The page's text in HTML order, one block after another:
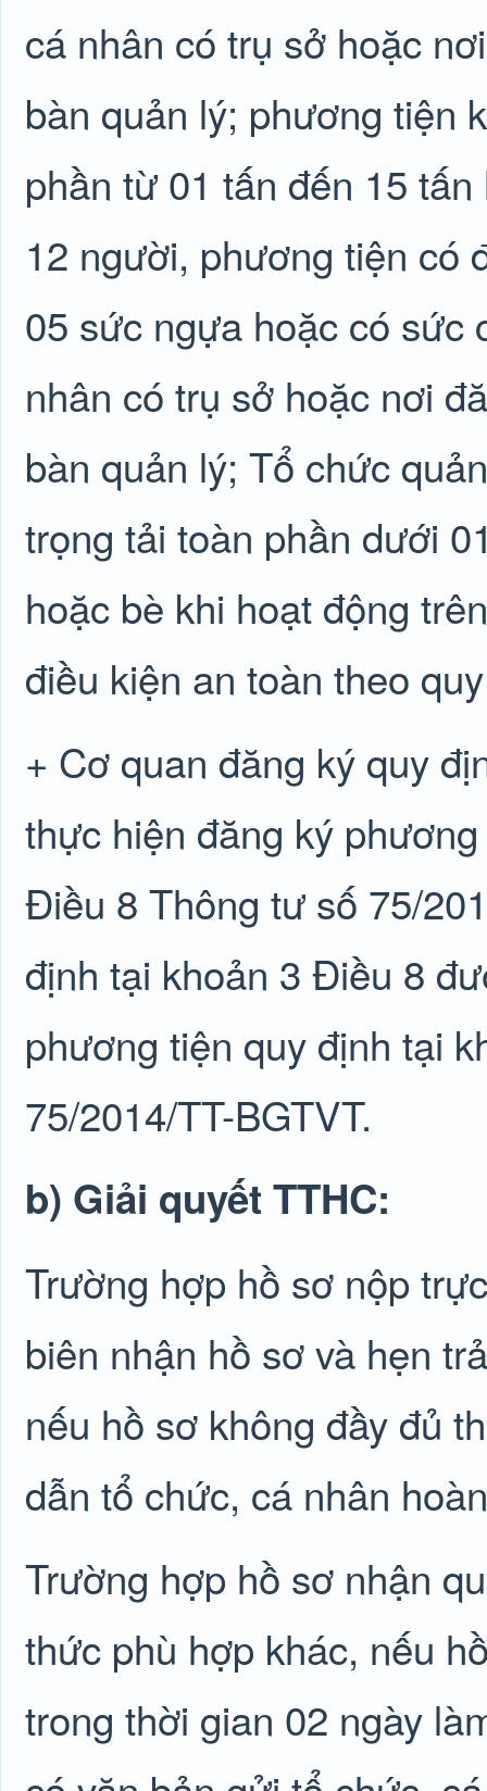
cá nhân có trụ sở hoặc
bàn quản lý; phương tiện
phần từ 01 tấn đến 15
12 người, phương tiện có
05 sức ngựa hoặc có sức
nhân có trụ sở hoặc nơi
bàn quản lý; Tổ chức
trọng tải toàn phần dưới
hoặc bè khi hoạt động
điều kiện an toàn theo
+ Cơ quan đăng ký quy
thực hiện đăng ký
Điều 8 Thông tư số 75/
định tại khoản 3 Điều 8
phương tiện quy định tại
75/2014/TT-BGTVT.
b) Giải quyết TTHC:
Trường hợp hồ sơ nộp
biên nhận hồ sơ và hẹn
nếu hồ sơ không đầy đủ
dẫn tổ chức, cá nhân
Trường hợp hồ sơ nhận
thức phù hợp khác, nếu
trong thời gian 02 ngày